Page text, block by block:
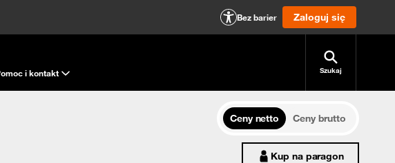
Bez barier Zaloguj się
i kontakt Szukaj
Ceny netto
Ceny brutto
Kup na paragon